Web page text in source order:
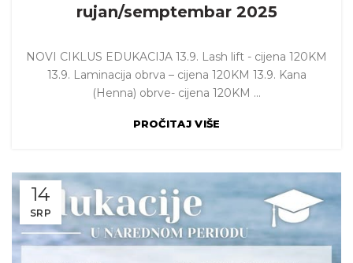
rujan/semptembar 2025
NOVI CIKLUS EDUKACIJA 13.9. Lash lift - cijena 120KM
13.9. Laminacija obrva – cijena 120KM 13.9. Kana
(Henna) obrve- cijena 120KM ...
PROČITAJ VIŠE
14
SRP